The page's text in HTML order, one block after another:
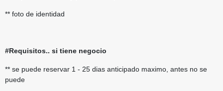
** foto de identidad
#Requisitos.. si tiene negocio
** se puede reservar 1 - 25 dias anticipado maximo, antes no se
puede